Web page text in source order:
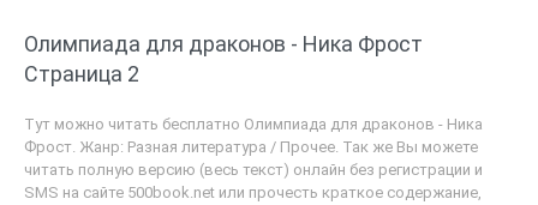
Олимпиада для драконов - Ника Фрост
Страница 2
Тут можно читать бесплатно Олимпиада для драконов - Ника
Фрост. Жанр: Разная литература / Прочее. Так же Вы можете
читать полную версию (весь текст) онлайн без регистрации и
SMS на сайте 500book.net или прочесть краткое содержание,